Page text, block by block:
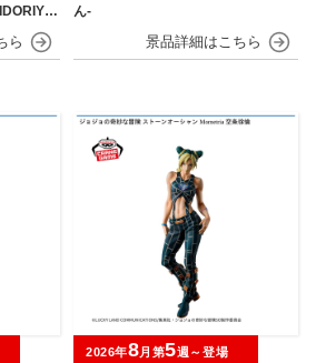
ん-
2026年8月第5週～登場